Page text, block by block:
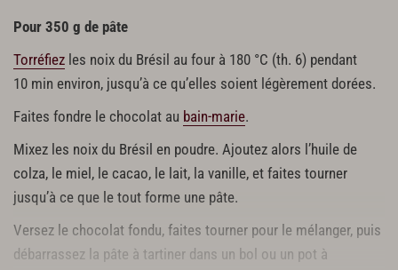
Pour 350 g de pâte
Torréfiez les noix du Brésil au four à 180 °C (th. 6) pendant
10 min environ, jusqu’à ce qu’elles soient légèrement dorées.
Faites fondre le chocolat au bain-marie.
Mixez les noix du Brésil en poudre. Ajoutez alors l’huile de
colza, le miel, le cacao, le lait, la vanille, et faites tourner
jusqu’à ce que le tout forme une pâte.
Versez le chocolat fondu, faites tourner pour le mélanger, puis
débarrassez la pâte à tartiner dans un bol ou un pot à